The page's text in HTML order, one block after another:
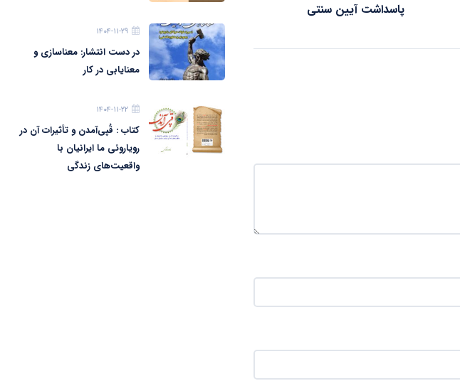
پاسداشت آیین سنتی
۱۴۰۴-۱۱-۲۹
در دست انتشار: معناسازی و
معنایابی در کار
۱۴۰۴-۱۱-۲۲
کتاب : قُپی‌آمدن و تأثیرات آن در
رویاروئی ما ایرانیان با
واقعیت‌های زندگی